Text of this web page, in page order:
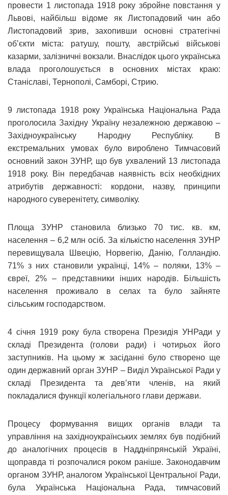
провести 1 листопада 1918 року збройне повстання у
Львові, найбільш відоме як Листопадовий чин або
Листопадовий зрив, захопивши основні стратегічні
об’єкти міста: ратушу, пошту, австрійські військові
казарми, залізничні вокзали. Внаслідок цього українська
влада проголошується в основних містах краю:
Станіславі, Тернополі, Самборі, Стрию.
9 листопада 1918 року Українська Національна Рада
проголосила Західну Україну незалежною державою –
Західноукраїнську Народну Республіку. В
екстремальних умовах було вироблено Тимчасовий
основний закон ЗУНР, що був ухвалений 13 листопада
1918 року. Він передбачав наявність всіх необхідних
атрибутів державності: кордони, назву, принципи
народного суверенітету, символіку.
Площа ЗУНР становила близько 70 тис. кв. км,
населення – 6,2 млн осіб. За кількістю населення ЗУНР
перевищувала Швецію, Норвегію, Данію, Голландію.
71% з них становили українці, 14% – поляки, 13% –
євреї, 2% – представники інших народів. Більшість
населення проживало в селах та було зайняте
сільським господарством.
4 січня 1919 року була створена Президія УНРади у
складі Президента (голови ради) і чотирьох його
заступників. На цьому ж засіданні було створено ще
один державний орган ЗУНР – Виділ Української Ради у
складі Президента та дев’яти членів, на який
покладалися функції колегіального глави держави.
Процесу формування вищих органів влади та
управління на західноукраїнських землях був подібний
до аналогічних процесів в Наддніпрянській Україні,
щоправда ті розпочалися роком раніше. Законодавчим
органом ЗУНР, аналогом Української Центральної Ради,
була Українська Національна Рада, тимчасовий